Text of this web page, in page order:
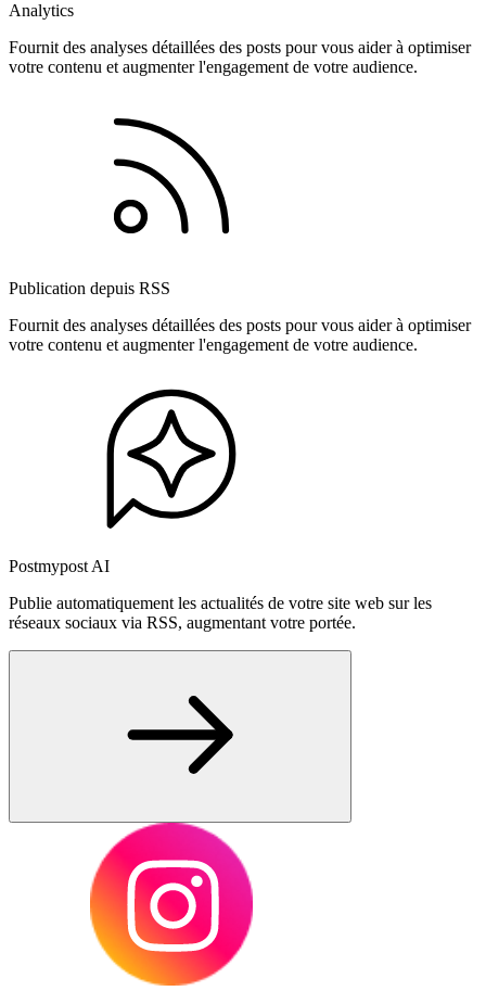
Analytics
Fournit des analyses détaillées des posts pour vous aider à optimiser
votre contenu et augmenter l'engagement de votre audience.
Publication depuis RSS
Fournit des analyses détaillées des posts pour vous aider à optimiser
votre contenu et augmenter l'engagement de votre audience.
Postmypost AI
Publie automatiquement les actualités de votre site web sur les
réseaux sociaux via RSS, augmentant votre portée.